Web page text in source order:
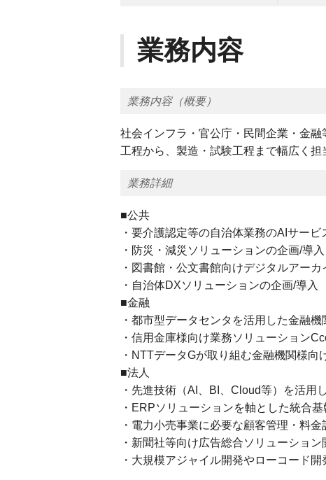
業務内容
業務内容（概要）
社会インフラ・官公庁・民間企業・金
工程から、製造・試験工程まで幅広く担
業務詳細
■公共
・要介護認定等の自治体業務のAIサービ
・防災・減災ソリューションの企画/導入
・図書館・公文書館向けデジタルアー
・自治体DXソリューションの企画/導入
■金融
・都市型データセンタを活用した金融
・信用金庫様向け業務ソリューション
・NTTデータGが取り組む金融機関様
■法人
・先進技術（AI、BI、Cloud等）を活用
・ERPソリューションを軸とした統合
・電力小売事業に必要な顧客管理・料
・新聞社等向け広告総合ソリューション
・大規模アジャイル開発やローコード